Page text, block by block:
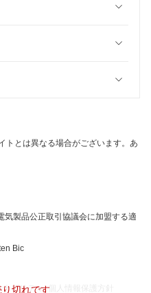
切れです
トとは異なる場合がございます。あ
気製品公正取引協議会に加盟する適
Bic
ナビリティ 個人情報保護方針